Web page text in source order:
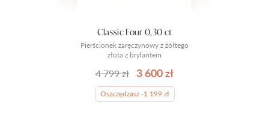
Pierścionek zaręczynowy z żółtego
złota z brylantem
Classic Four 0,30 ct
4 799 zł 3 600 zł
Oszczędzasz -1 199 zł